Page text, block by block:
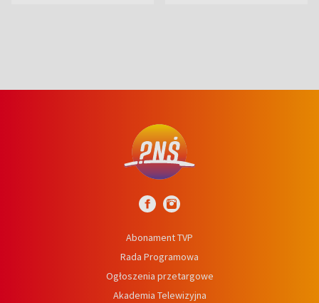
Abonament TVP
Rada Programowa
Ogłoszenia przetargowe
Akademia Telewizyjna